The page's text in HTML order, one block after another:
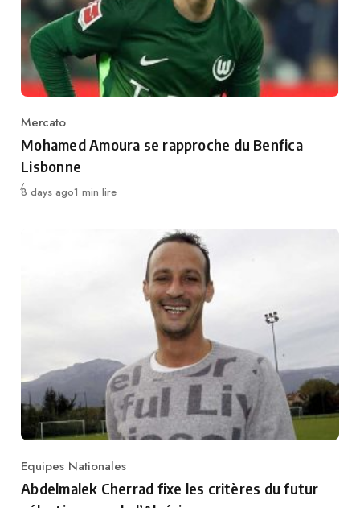
Category
Mercato
Mohamed Amoura se rapproche du Benfica
Lisbonne
Publié
8 days ago1 min lire
Category
Equipes Nationales
Abdelmalek Cherrad fixe les critères du futur